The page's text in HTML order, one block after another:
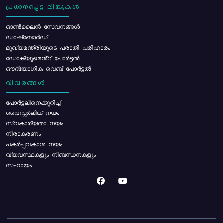
പ്രധാനപ്പെട്ട ലിങ്കുകൾ
ഓൺലൈൻ സേവനങ്ങൾ
ഡാഷ്ബോർഡ്
മുഖ്യമന്ത്രിയുടെ പരാതി പരിഹാരം
ഡോക്യുമെൻ്റ് പോർട്ടൽ
ഔദ്യോഗിക വെബ് പോർട്ടൽ
വിവരങ്ങൾ
പോര്‍ട്ടലിനെക്കുറിച്ച്
ഹൈപ്പർലിങ്ക് നയം
സ്വകാര്യതാ നയം
നിരാകരണം
പകർപ്പവകാശ നയം
വ്യവസ്ഥകളും നിബന്ധനകളും
സഹായം